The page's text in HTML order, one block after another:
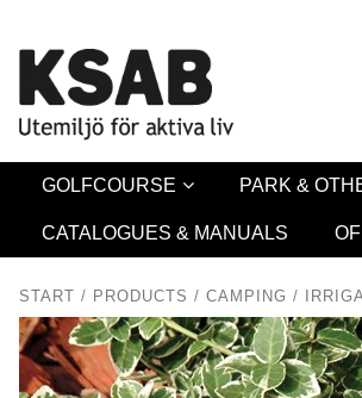
GOLFCOURSE PARK &
CATALOGUES & MANUALS
START / PRODUCTS / CAMPING /